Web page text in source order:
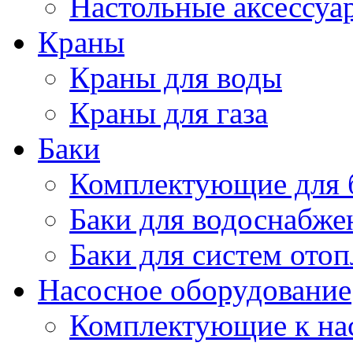
Краны
Краны для воды
Краны для газа
Баки
Комплектующие для
Баки для
Баки для систем
Насосное оборудование
Комплектующие к